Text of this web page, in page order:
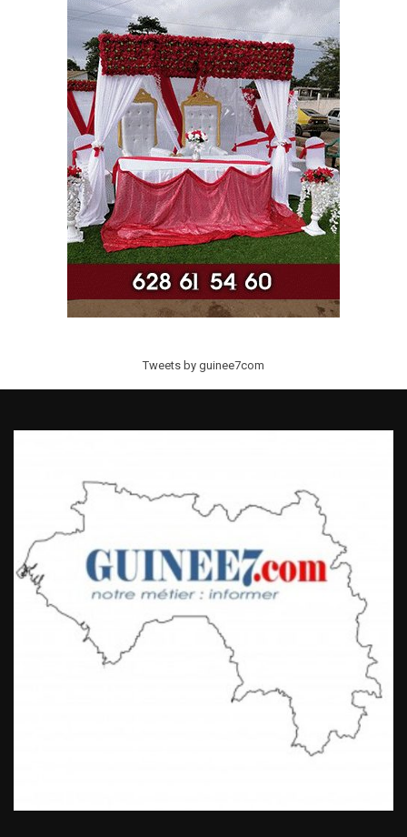
Tweets by guinee7com